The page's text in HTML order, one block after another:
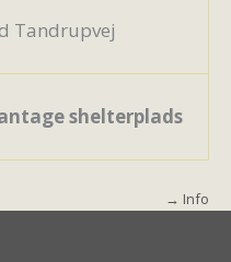
Tandrupvej
shelterplads
→ Info